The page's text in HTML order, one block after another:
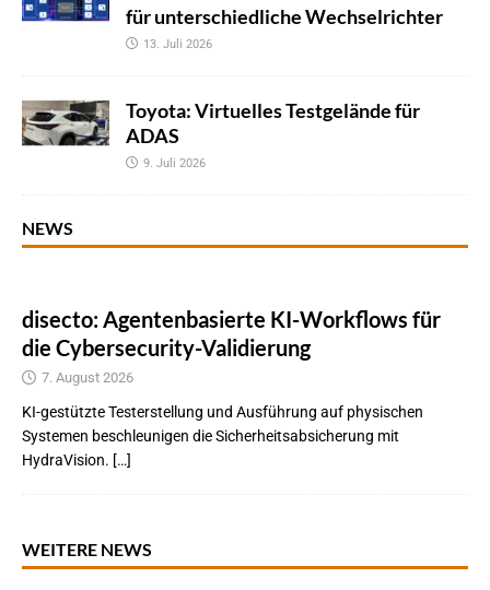
für unterschiedliche Wechselrichter
13. Juli 2026
Toyota: Virtuelles Testgelände für
ADAS
9. Juli 2026
NEWS
disecto: Agentenbasierte KI-Workflows für
die Cybersecurity-Validierung
7. August 2026
KI-gestützte Testerstellung und Ausführung auf physischen
Systemen beschleunigen die Sicherheitsabsicherung mit
HydraVision. […]
WEITERE NEWS